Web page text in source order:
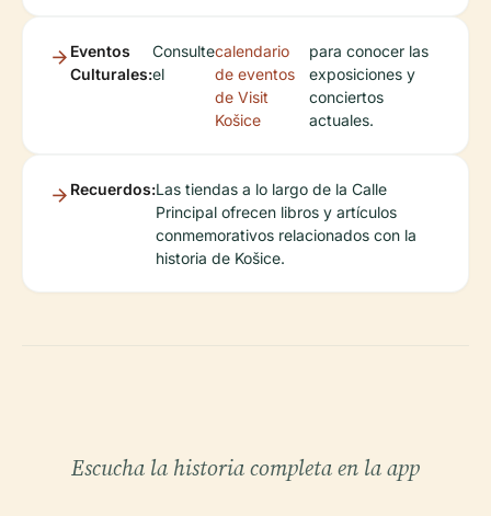
Eventos
Culturales:
Consulte
el
calendario
de eventos
de Visit
Košice
para conocer las
exposiciones y
conciertos
actuales.
Recuerdos:Las tiendas a lo largo de la Calle
Principal ofrecen libros y artículos
conmemorativos relacionados con la
historia de Košice.
Escucha la historia completa en la app